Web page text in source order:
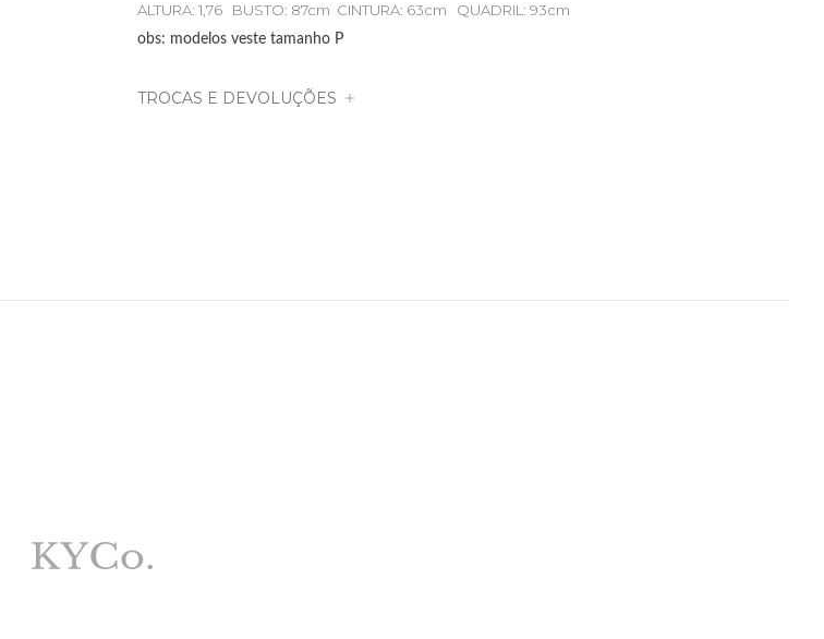
ALTURA: 1,76 BUSTO: 87cm CINTURA: 63cm QUADRIL: 93cm
obs: modelos veste tamanho P
TROCAS E DEVOLUÇÕES